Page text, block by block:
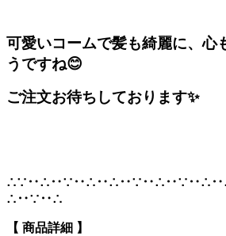
可愛いコームで髪も綺麗に、心
うですね😊
ご注文お待ちしております✨
∴‥∵‥∴
【 商品詳細 】